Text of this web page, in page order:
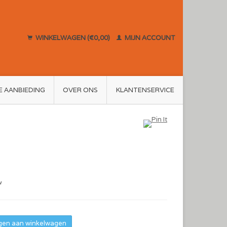
WINKELWAGEN (€0,00) MIJN ACCOUNT
AANBIEDING OVER ONS KLANTENSERVICE
aan winkelwagen